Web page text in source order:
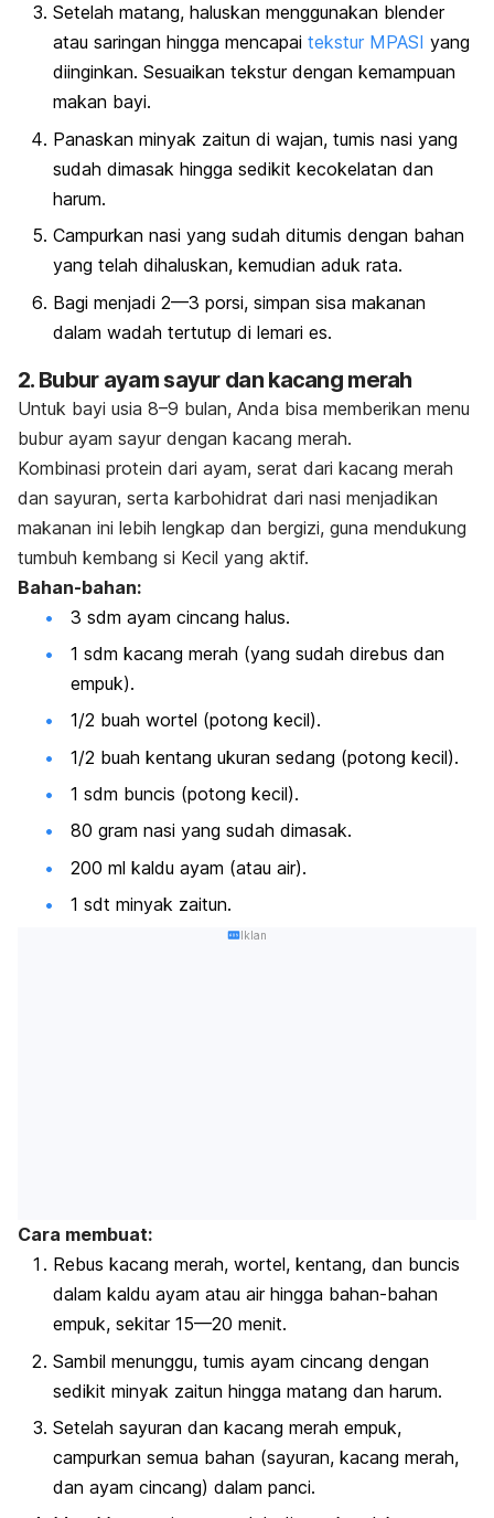
Setelah matang, haluskan menggunakan blender
atau saringan hingga mencapai tekstur MPASI yang
diinginkan. Sesuaikan tekstur dengan kemampuan
makan bayi.
Panaskan minyak zaitun di wajan, tumis nasi yang
sudah dimasak hingga sedikit kecokelatan dan
harum.
Campurkan nasi yang sudah ditumis dengan bahan
yang telah dihaluskan, kemudian aduk rata.
Bagi menjadi 2—3 porsi, simpan sisa makanan
dalam wadah tertutup di lemari es.
2. Bubur ayam sayur dan kacang merah
Untuk bayi usia 8–9 bulan, Anda bisa memberikan menu
bubur ayam sayur dengan kacang merah.
Kombinasi protein dari ayam, serat dari kacang merah
dan sayuran, serta karbohidrat dari nasi menjadikan
makanan ini lebih lengkap dan bergizi, guna mendukung
tumbuh kembang si Kecil yang aktif.
Bahan-bahan:
3 sdm ayam cincang halus.
1 sdm kacang merah (yang sudah direbus dan
empuk).
1/2 buah wortel (potong kecil).
1/2 buah kentang ukuran sedang (potong kecil).
1 sdm buncis (potong kecil).
80 gram nasi yang sudah dimasak.
200 ml kaldu ayam (atau air).
1 sdt minyak zaitun.
Iklan
Cara membuat:
Rebus kacang merah, wortel, kentang, dan buncis
dalam kaldu ayam atau air hingga bahan-bahan
empuk, sekitar 15—20 menit.
Sambil menunggu, tumis ayam cincang dengan
sedikit minyak zaitun hingga matang dan harum.
Setelah sayuran dan kacang merah empuk,
campurkan semua bahan (sayuran, kacang merah,
dan ayam cincang) dalam panci.